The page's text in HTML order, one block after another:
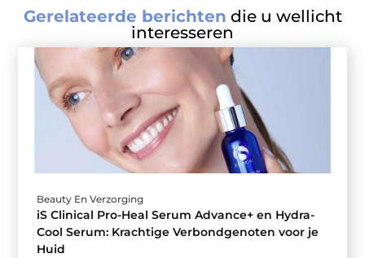
Gerelateerde berichten die u wellicht
interesseren
Beauty En Verzorging
iS Clinical Pro-Heal Serum Advance+ en Hydra-
Cool Serum: Krachtige Verbondgenoten voor je
Huid